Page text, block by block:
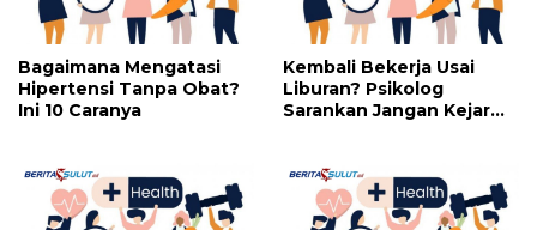
Bagaimana Mengatasi
Hipertensi Tanpa Obat?
Ini 10 Caranya
Kembali Bekerja Usai
Liburan? Psikolog
Sarankan Jangan Kejar